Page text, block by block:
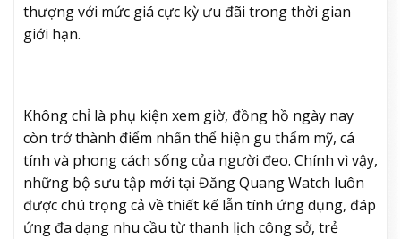
thượng với mức giá cực kỳ ưu đãi trong thời gian
giới hạn.
Không chỉ là phụ kiện xem giờ, đồng hồ ngày nay
còn trở thành điểm nhấn thể hiện gu thẩm mỹ, cá
tính và phong cách sống của người đeo. Chính vì vậy,
những bộ sưu tập mới tại Đăng Quang Watch luôn
được chú trọng cả về thiết kế lẫn tính ứng dụng, đáp
ứng đa dạng nhu cầu từ thanh lịch công sở, trẻ